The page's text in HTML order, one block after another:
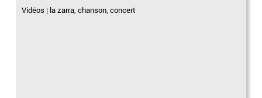
Vidéos | la zarra,chanson,concert